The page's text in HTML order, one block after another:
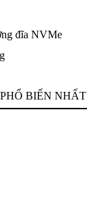
đĩa NVMe
PHỔ BIẾN NHẤT